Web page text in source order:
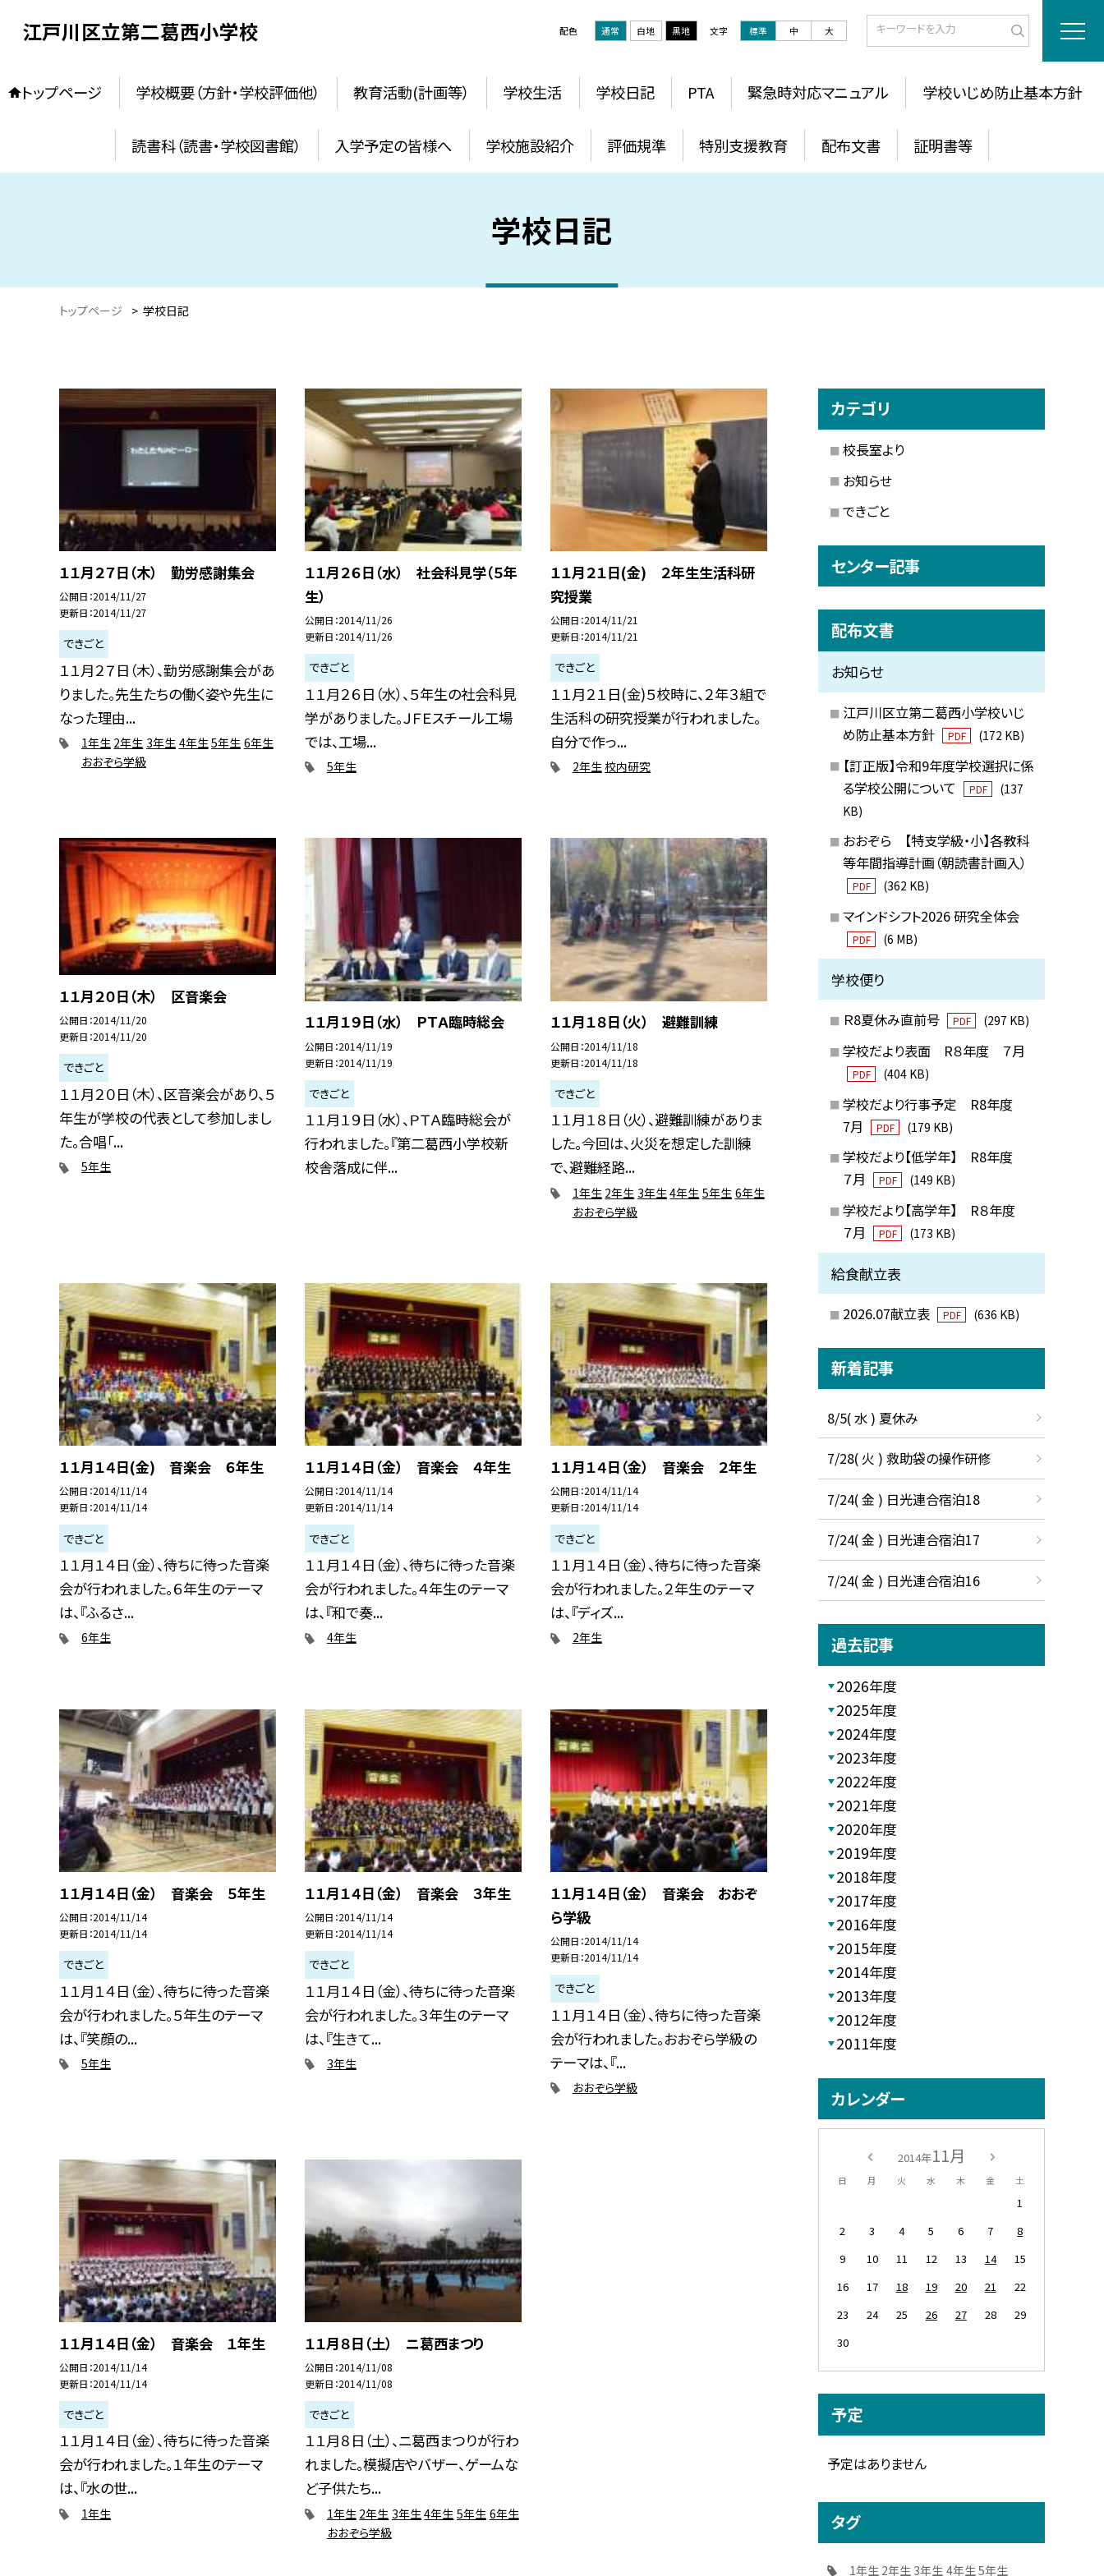
江戸川区立第二葛西小学校 配色 通常 白地 黒地 文字 標準 中 大
トップページ 学校概要（方針・学校評価他） 教育活動(計画等） 学校生活 学校日記 PTA 緊急時対応マニュアル 学校いじめ防止基本方針
読書科（読書・学校図書館） 入学予定の皆様へ 学校施設紹介 評価規準 特別支援教育 配布文書 証明書等
学校日記
トップページ > 学校日記
１１月２７日（木） 勤労感謝集会
公開日 2014/11/27
更新日 2014/11/27
できごと
１１月２７日（木）、勤労感謝集会があ
りました。先生たちの働く姿や先生に
なった理由...
1年生 2年生 3年生 4年生 5年生 6年生
おおぞら学級
１１月２６日（水） 社会科見学（５年
生）
公開日 2014/11/26
更新日 2014/11/26
できごと
１１月２６日（水）、５年生の社会科見
学がありました。ＪＦＥスチール工場
では、工場...
5年生
１１月２１日(金) ２年生生活科研
究授業
公開日 2014/11/21
更新日 2014/11/21
できごと
１１月２１日(金)５校時に、２年３組で
生活科の研究授業が行われました。
自分で作っ...
2年生 校内研究
１１月２０日（木） 区音楽会
公開日 2014/11/20
更新日 2014/11/20
できごと
１１月２０日（木）、区音楽会があり、５
年生が学校の代表として参加しまし
た。合唱「...
5年生
１１月１９日（水） ＰＴＡ臨時総会
公開日 2014/11/19
更新日 2014/11/19
できごと
１１月１９日（水）、ＰＴＡ臨時総会が
行われました。『第二葛西小学校新
校舎落成に伴...
１１月１８日（火） 避難訓練
公開日 2014/11/18
更新日 2014/11/18
できごと
１１月１８日（火）、避難訓練がありま
した。今回は、火災を想定した訓練
で、避難経路...
1年生 2年生 3年生 4年生 5年生 6年生
おおぞら学級
１１月１４日(金) 音楽会 ６年生
公開日 2014/11/14
更新日 2014/11/14
できごと
１１月１４日（金）、待ちに待った音楽
会が行われました。６年生のテーマ
は、『ふるさ...
6年生
１１月１４日（金） 音楽会 ４年生
公開日 2014/11/14
更新日 2014/11/14
できごと
１１月１４日（金）、待ちに待った音楽
会が行われました。４年生のテーマ
は、『和で奏...
4年生
１１月１４日（金） 音楽会 ２年生
公開日 2014/11/14
更新日 2014/11/14
できごと
１１月１４日（金）、待ちに待った音楽
会が行われました。２年生のテーマ
は、『ディズ...
2年生
１１月１４日（金） 音楽会 ５年生
公開日 2014/11/14
更新日 2014/11/14
できごと
１１月１４日（金）、待ちに待った音楽
会が行われました。５年生のテーマ
は、『笑顔の...
5年生
１１月１４日（金） 音楽会 ３年生
公開日 2014/11/14
更新日 2014/11/14
できごと
１１月１４日（金）、待ちに待った音楽
会が行われました。３年生のテーマ
は、『生きて...
3年生
１１月１４日（金） 音楽会 おおぞ
ら学級
公開日 2014/11/14
更新日 2014/11/14
できごと
１１月１４日（金）、待ちに待った音楽
会が行われました。おおぞら学級の
テーマは、『...
おおぞら学級
１１月１４日（金） 音楽会 １年生
公開日 2014/11/14
更新日 2014/11/14
できごと
１１月１４日（金）、待ちに待った音楽
会が行われました。１年生のテーマ
は、『水の世...
1年生
１１月８日（土） ニ葛西まつり
公開日 2014/11/08
更新日 2014/11/08
できごと
１１月８日（土）、ニ葛西まつりが行わ
れました。模擬店やバザー、ゲームな
ど子供たち...
1年生 2年生 3年生 4年生 5年生 6年生
おおぞら学級
カテゴリ
校長室より
お知らせ
できごと
センター記事
配布文書
お知らせ
江戸川区立第二葛西小学校いじ
め防止基本方針
PDF (172 KB)
【訂正版】令和9年度学校選択に係
る学校公開について
PDF
(137
KB)
おおぞら 【特支学級・小】各教科
等年間指導計画（朝読書計画入）
PDF (362 KB)
マインドシフト2026 研究全体会
PDF (6 MB)
学校便り
Ｒ8夏休み直前号 PDF (297 KB)
学校だより表面 R８年度 ７月
PDF (404 KB)
学校だより行事予定 R8年度
7月
PDF (179 KB)
学校だより【低学年】 R8年度
７月
PDF (149 KB)
学校だより【高学年】 R８年度
７月
PDF (173 KB)
給食献立表
2026.07献立表 PDF (636 KB)
新着記事
8/5( 水 ) 夏休み
7/28( 火 ) 救助袋の操作研修
7/24( 金 ) 日光連合宿泊18
7/24( 金 ) 日光連合宿泊17
7/24( 金 ) 日光連合宿泊16
過去記事
2026年度
2025年度
2024年度
2023年度
2022年度
2021年度
2020年度
2019年度
2018年度
2017年度
2016年度
2015年度
2014年度
2013年度
2012年度
2011年度
カレンダー
2014年11月
日 月 火 水 木 金 土
1
2
3 4 5 6 7
8
9
10 11 12 13 14
15
16
17 18 19 20 21
22
23
24 25 26 27 28
29
30
予定
予定はありません
タグ
1年生 2年生 3年生 4年生 5年生